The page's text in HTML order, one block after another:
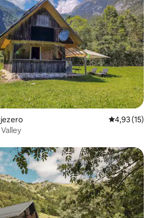
jezero 4,93 av 5 i
4,93 (15)